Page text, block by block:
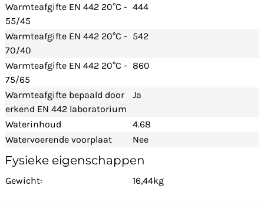
Warmteafgifte EN 442 20°C -
55/45
444
Warmteafgifte EN 442 20°C -
70/40
542
Warmteafgifte EN 442 20°C -
75/65
860
Warmteafgifte bepaald door
erkend EN 442 laboratorium
Ja
Waterinhoud
4.68
Watervoerende voorplaat
Nee
Fysieke eigenschappen
Gewicht: 16,44kg